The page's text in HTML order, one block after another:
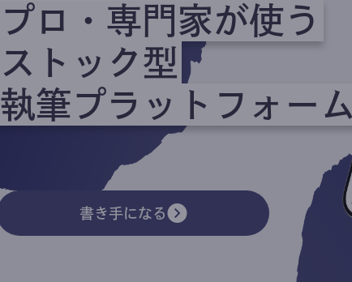
プロ・専門家が使う
ストック型
執筆プラットフォーム
書き手になる